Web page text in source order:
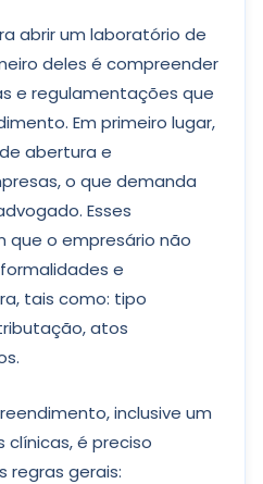
abrir um laboratório de
deles é compreender
e regulamentações que
Em primeiro lugar,
abertura e
o que demanda
Esses
que o empresário não
e
tais como: tipo
atos
inclusive um
clínicas, é preciso
regras gerais: